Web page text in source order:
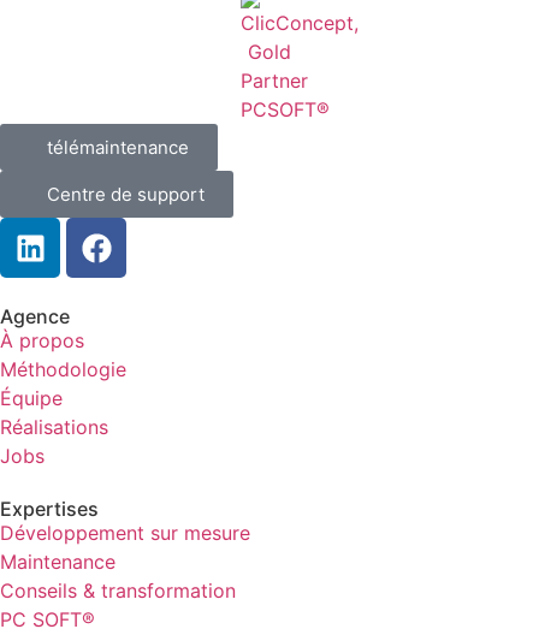
télémaintenance
Centre de support
Agence
À propos
Méthodologie
Équipe
Réalisations
Jobs
Expertises
Développement sur mesure
Maintenance
Conseils & transformation
PC SOFT®